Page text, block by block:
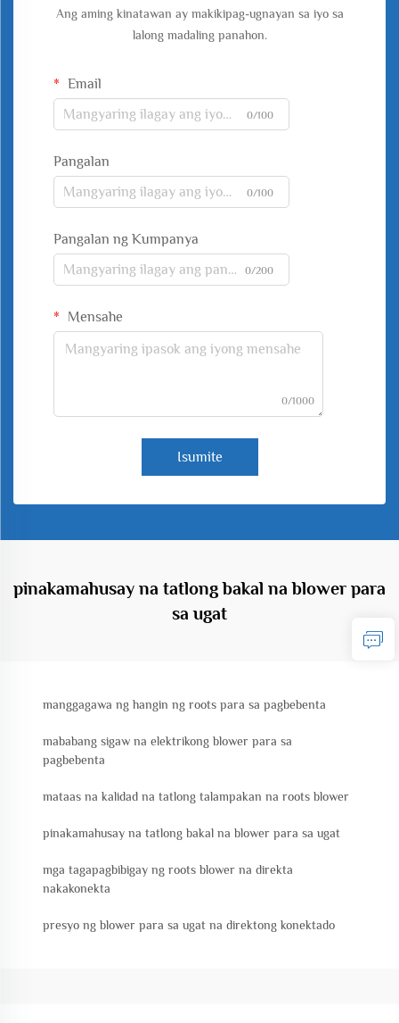
Ang aming kinatawan ay makikipag-ugnayan sa iyo sa
lalong madaling panahon.
Email
0/100
Pangalan
0/100
Pangalan ng Kumpanya
0/200
Mensahe
0/1000
Isumite
pinakamahusay na tatlong bakal na blower para
sa ugat
manggagawa ng hangin ng roots para sa pagbebenta
mababang sigaw na elektrikong blower para sa
pagbebenta
mataas na kalidad na tatlong talampakan na roots blower
pinakamahusay na tatlong bakal na blower para sa ugat
mga tagapagbibigay ng roots blower na direkta
nakakonekta
presyo ng blower para sa ugat na direktong konektado